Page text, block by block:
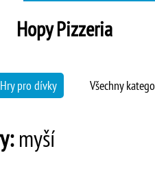
Hopy Pizzeria
Hry pro dívky Všechny
myší